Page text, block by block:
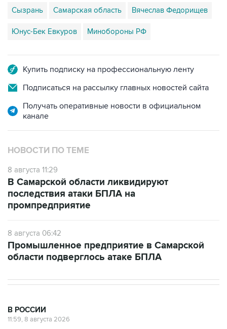
Сызрань Самарская область Вячеслав Федорищев
Юнус-Бек Евкуров Минобороны РФ
Купить подписку на профессиональную ленту
Подписаться на рассылку главных новостей сайта
Получать оперативные новости в официальном
канале
НОВОСТИ ПО ТЕМЕ
8 августа 11:29
В Самарской области ликвидируют
последствия атаки БПЛА на
промпредприятие
8 августа 06:42
Промышленное предприятие в Самарской
области подверглось атаке БПЛА
В РОССИИ
11:59, 8 августа 2026